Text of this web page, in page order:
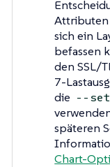
Attributen
sich ein
befassen
den SSL/
7-
die --
späteren
Chart-